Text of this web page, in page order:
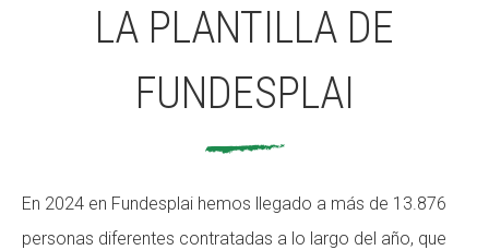
LA PLANTILLA DE
FUNDESPLAI
En 2024 en Fundesplai hemos llegado a más de 13.876
personas diferentes contratadas a lo largo del año, que